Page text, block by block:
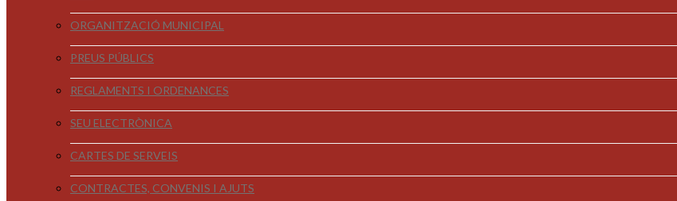
ORGANITZACIÓ MUNICIPAL
PREUS PÚBLICS
REGLAMENTS I ORDENANCES
SEU ELECTRÒNICA
CARTES DE SERVEIS
CONTRACTES, CONVENIS I AJUTS